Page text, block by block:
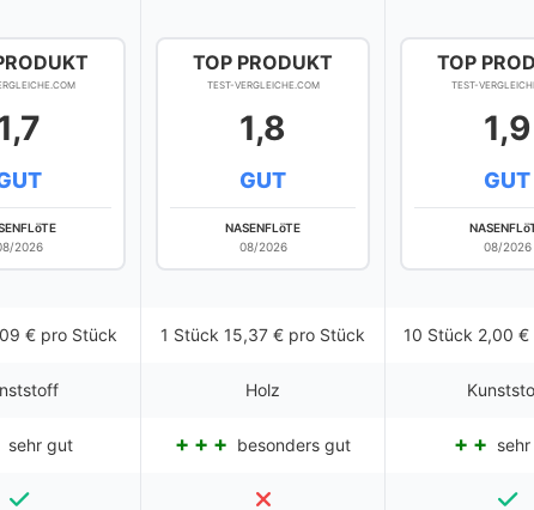
2026
TOP PRODUKT
TEST-VERGLEICHE.COM
1,8
GUT
NASENFLöTE
08/2026
TOP
TEST-
1,9
GUT
08/2026
€ pro Stück 1 Stück 15,37 € pro Stück 10 Stück 2,00
Holz
sehr gut besonders gut